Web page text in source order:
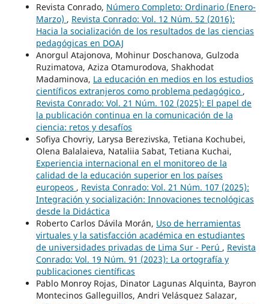
Revista Conrado, Número Completo: Ordinario (Enero-
Marzo) , Revista Conrado: Vol. 12 Núm. 52 (2016):
Hacia la socialización de los resultados de las ciencias
pedagógicas en DOAJ
Anorgul Atajonova, Mohinur Doschanova, Gulzoda
Ruzimatova, Aziza Otamurodova, Shakhodat
Madaminova, La educación en medios en los estudios
científicos extranjeros como problema pedagógico ,
Revista Conrado: Vol. 21 Núm. 102 (2025): El papel de
la publicación continua en la comunicación de la
ciencia: retos y desafíos
Sofiya Chovriy, Larysa Berezivska, Tetiana Kochubei,
Olena Balalaieva, Nataliia Sabat, Tetiana Kuchai,
Experiencia internacional en el monitoreo de la
calidad de la educación superior en los países
europeos , Revista Conrado: Vol. 21 Núm. 107 (2025):
Integración y socialización: Innovaciones tecnológicas
desde la Didáctica
Roberto Carlos Dávila Morán, Uso de herramientas
virtuales y la satisfacción académica en estudiantes
de universidades privadas de Lima Sur - Perú , Revista
Conrado: Vol. 19 Núm. 91 (2023): La ortografía y
publicaciones científicas
Pablo Monroy Rojas, Dinator Lagunas Alquinta, Bayron
Montecinos Galleguillos, Andri Velásquez Salazar,